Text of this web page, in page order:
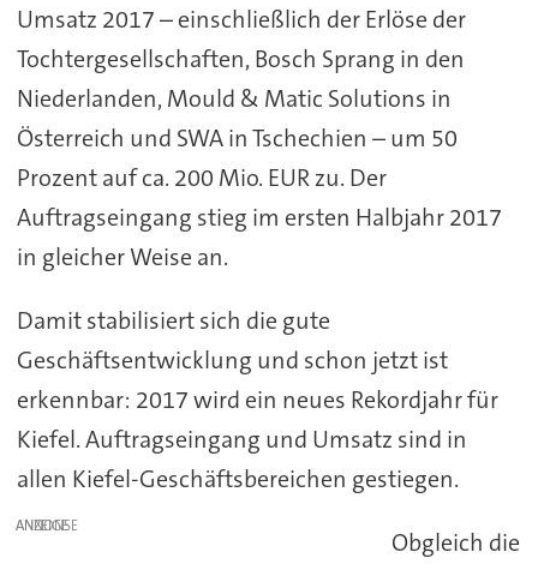
Umsatz 2017 – einschließlich der Erlöse der
Tochtergesellschaften, Bosch Sprang in den
Niederlanden, Mould & Matic Solutions in
Österreich und SWA in Tschechien – um 50
Prozent auf ca. 200 Mio. EUR zu. Der
Auftragseingang stieg im ersten Halbjahr 2017
in gleicher Weise an.
Damit stabilisiert sich die gute
Geschäftsentwicklung und schon jetzt ist
erkennbar: 2017 wird ein neues Rekordjahr für
Kiefel. Auftragseingang und Umsatz sind in
allen Kiefel-Geschäftsbereichen gestiegen.
ANZEIGE
Obgleich die